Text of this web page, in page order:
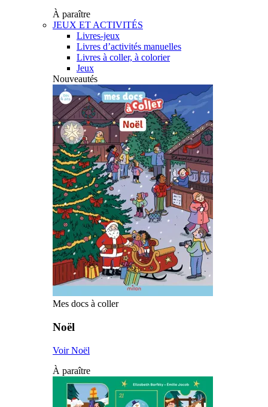
À paraître
JEUX ET ACTIVITÉS
Livres-jeux
Livres d’activités manuelles
Livres à coller, à colorier
Jeux
Nouveautés
Mes docs à coller
Noël
Voir Noël
À paraître